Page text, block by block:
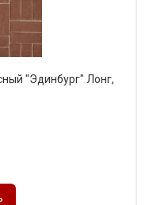
"Эдинбург" Лонг,